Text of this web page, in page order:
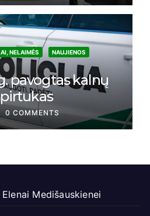
NELAIMĖS
NAUJIENOS
pavogtas kalnų
0 COMMENTS
Medišauskienei